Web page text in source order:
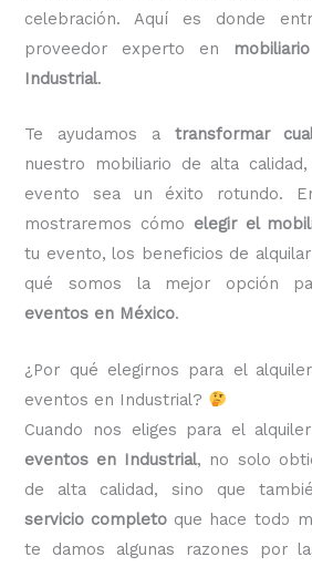
celebración. Aquí es donde
proveedor experto en
Industrial.
Te ayudamos a transformar
nuestro mobiliario de alta
evento sea un éxito rotundo.
mostraremos cómo elegir el
tu evento, los beneficios de
qué somos la mejor opción
eventos en México.
¿Por qué elegirnos para el
eventos en Industrial?
Cuando nos eliges para el
eventos en Industrial, no solo
de alta calidad, sino que
servicio completo que hace todo
te damos algunas razones por